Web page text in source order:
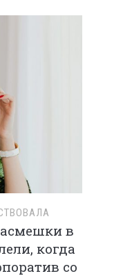
в
когда
со